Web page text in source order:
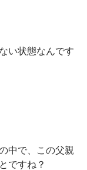
い状態なんです
中で、この父親
ですね？